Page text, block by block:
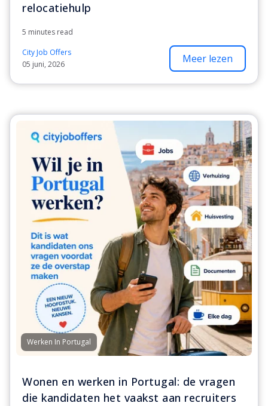
relocatiehulp
5 minutes read
City Job Offers
05 juni, 2026
Meer lezen
Werken In Portugal
Wonen en werken in Portugal: de vragen
die kandidaten het vaakst aan recruiters